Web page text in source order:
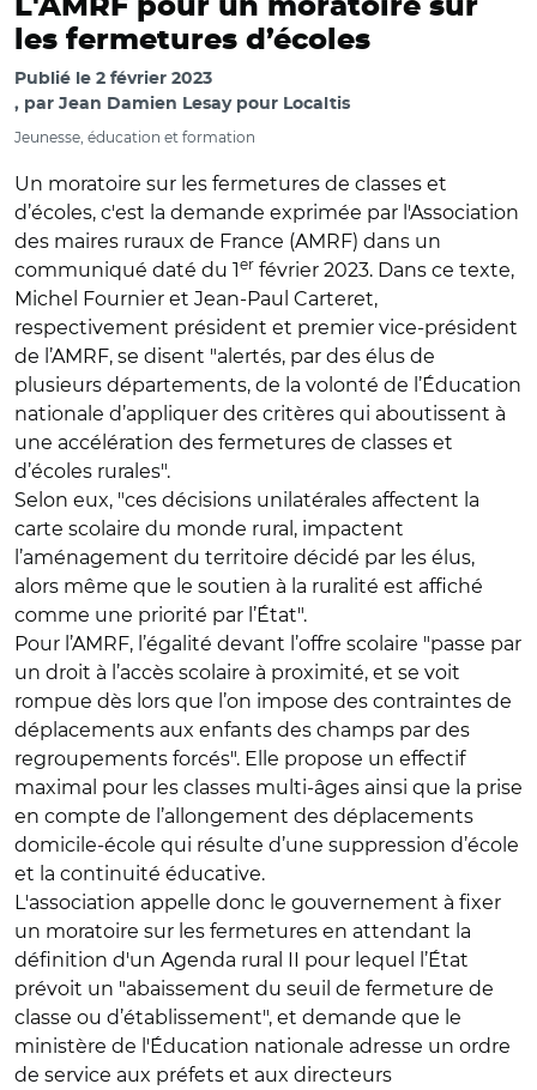
L'AMRF pour un moratoire sur
les fermetures d’écoles
Publié le 2 février 2023
par Jean Damien Lesay pour Localtis
Jeunesse, éducation et formation
Un moratoire sur les fermetures de classes et
d’écoles, c'est la demande exprimée par l'Association
des maires ruraux de France (AMRF) dans un
communiqué daté du 1er février 2023. Dans ce texte,
Michel Fournier et Jean-Paul Carteret,
respectivement président et premier vice-président
de l’AMRF, se disent "alertés, par des élus de
plusieurs départements, de la volonté de l’Éducation
nationale d’appliquer des critères qui aboutissent à
une accélération des fermetures de classes et
d’écoles rurales".
Selon eux, "ces décisions unilatérales affectent la
carte scolaire du monde rural, impactent
l’aménagement du territoire décidé par les élus,
alors même que le soutien à la ruralité est affiché
comme une priorité par l’État".
Pour l’AMRF, l’égalité devant l’offre scolaire "passe par
un droit à l’accès scolaire à proximité, et se voit
rompue dès lors que l’on impose des contraintes de
déplacements aux enfants des champs par des
regroupements forcés". Elle propose un effectif
maximal pour les classes multi-âges ainsi que la prise
en compte de l’allongement des déplacements
domicile-école qui résulte d’une suppression d’école
et la continuité éducative.
L'association appelle donc le gouvernement à fixer
un moratoire sur les fermetures en attendant la
définition d'un Agenda rural II pour lequel l’État
prévoit un "abaissement du seuil de fermeture de
classe ou d’établissement", et demande que le
ministère de l'Éducation nationale adresse un ordre
de service aux préfets et aux directeurs